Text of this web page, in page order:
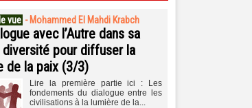
vue - Mohammed El Mahdi Krabch
avec l’Autre dans sa
diversité pour diffuser la
de la paix (3/3)
Lire la première partie ici : Les
fondements du dialogue entre les
civilisations à la lumière de la...